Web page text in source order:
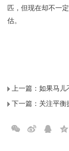
匹，但现在却不一
估。
上一篇： 如果马儿
下一篇： 关注平衡